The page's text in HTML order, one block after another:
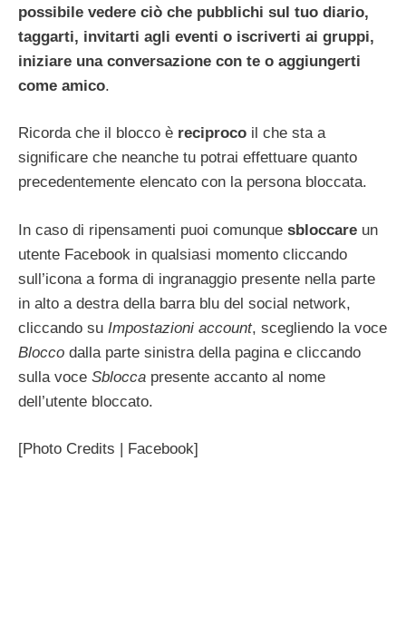
possibile vedere ciò che pubblichi sul tuo diario,
taggarti, invitarti agli eventi o iscriverti ai gruppi,
iniziare una conversazione con te o aggiungerti
come amico.
Ricorda che il blocco è reciproco il che sta a
significare che neanche tu potrai effettuare quanto
precedentemente elencato con la persona bloccata.
In caso di ripensamenti puoi comunque sbloccare un
utente Facebook in qualsiasi momento cliccando
sull’icona a forma di ingranaggio presente nella parte
in alto a destra della barra blu del social network,
cliccando su Impostazioni account, scegliendo la voce
Blocco dalla parte sinistra della pagina e cliccando
sulla voce Sblocca presente accanto al nome
dell’utente bloccato.
[Photo Credits | Facebook]